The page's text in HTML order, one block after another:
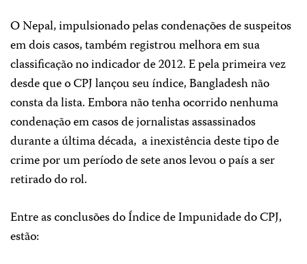
O Nepal, impulsionado pelas condenações de suspeitos
em dois casos, também registrou melhora em sua
classificação no indicador de 2012. E pela primeira vez
desde que o CPJ lançou seu índice, Bangladesh não
consta da lista. Embora não tenha ocorrido nenhuma
condenação em casos de jornalistas assassinados
durante a última década, a inexistência deste tipo de
crime por um período de sete anos levou o país a ser
retirado do rol.
Entre as conclusões do Índice de Impunidade do CPJ,
estão: